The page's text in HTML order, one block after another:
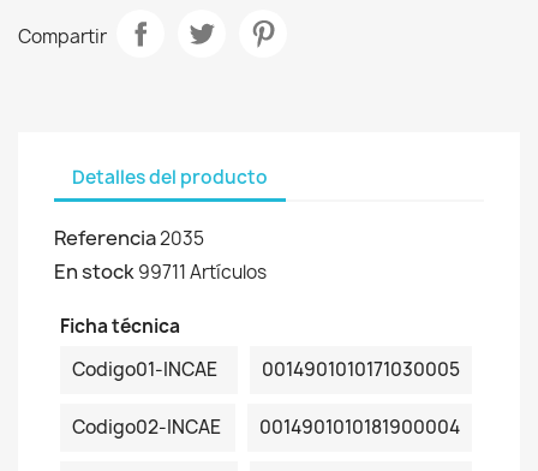
Compartir
Detalles del producto
Referencia2035
En stock99711 Artículos
Ficha técnica
Codigo01-INCAE
0014901010171030005
Codigo02-INCAE 0014901010181900004